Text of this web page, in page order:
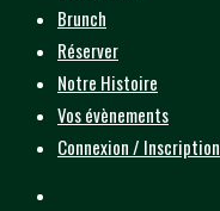
Brunch
Réserver
Notre Histoire
Vos évènements
Connexion / Inscription